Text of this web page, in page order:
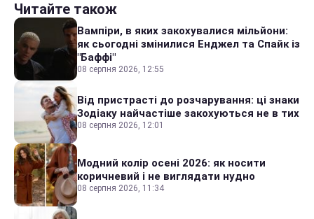
Читайте також
Вампіри, в яких закохувалися мільйони:
як сьогодні змінилися Енджел та Спайк із
"Баффі"
08 серпня 2026, 12:55
Від пристрасті до розчарування: ці знаки
Зодіаку найчастіше закохуються не в тих
08 серпня 2026, 12:01
Модний колір осені 2026: як носити
коричневий і не виглядати нудно
08 серпня 2026, 11:34